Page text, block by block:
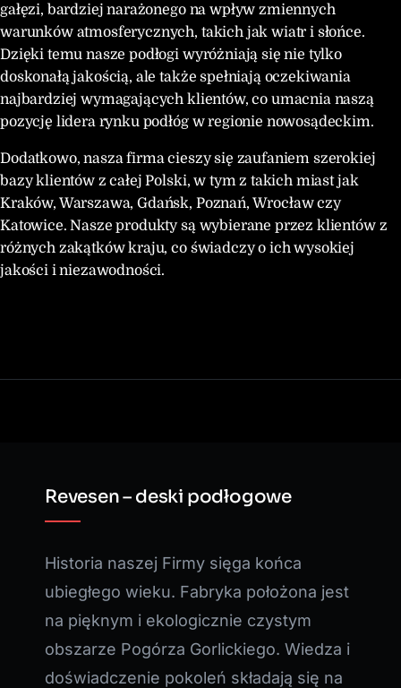
gałęzi, bardziej narażonego na wpływ zmiennych
warunków atmosferycznych, takich jak wiatr i słońce.
Dzięki temu nasze podłogi wyróżniają się nie tylko
doskonałą jakością, ale także spełniają oczekiwania
najbardziej wymagających klientów, co umacnia naszą
pozycję lidera rynku podłóg w regionie nowosądeckim.
Dodatkowo, nasza firma cieszy się zaufaniem szerokiej
bazy klientów z całej Polski, w tym z takich miast jak
Kraków, Warszawa, Gdańsk, Poznań, Wrocław czy
Katowice. Nasze produkty są wybierane przez klientów z
różnych zakątków kraju, co świadczy o ich wysokiej
jakości i niezawodności.
Revesen – deski podłogowe
Historia naszej Firmy sięga końca
ubiegłego wieku. Fabryka położona jest
na pięknym i ekologicznie czystym
obszarze Pogórza Gorlickiego. Wiedza i
doświadczenie pokoleń składają się na